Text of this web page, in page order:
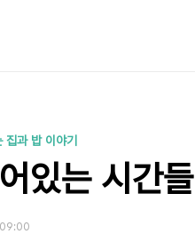
집과 밥 이야기
있는 시간들
09:00